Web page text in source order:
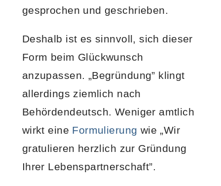
gesprochen und geschrieben.
Deshalb ist es sinnvoll, sich dieser
Form beim Glückwunsch
anzupassen. „Begründung” klingt
allerdings ziemlich nach
Behördendeutsch. Weniger amtlich
wirkt eine Formulierung wie „Wir
gratulieren herzlich zur Gründung
Ihrer Lebenspartnerschaft”.